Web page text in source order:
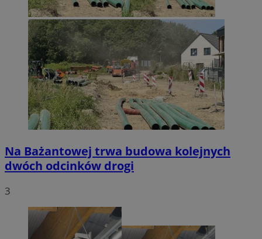
Na Bażantowej trwa budowa kolejnych
dwóch odcinków drogi
3